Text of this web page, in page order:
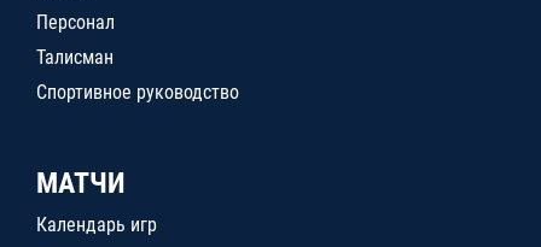
Персонал
Талисман
Спортивное руководство
МАТЧИ
Календарь игр